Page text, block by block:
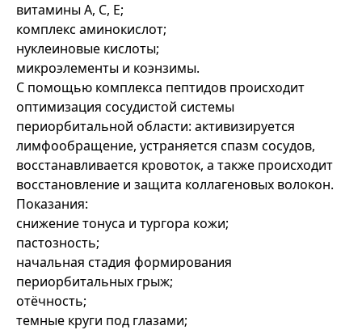
витамины А, С, Е;
комплекс аминокислот;
нуклеиновые кислоты;
микроэлементы и коэнзимы.
С помощью комплекса пептидов происходит
оптимизация сосудистой системы
периорбитальной области: активизируется
лимфообращение, устраняется спазм сосудов,
восстанавливается кровоток, а также происходит
восстановление и защита коллагеновых волокон.
Показания:
снижение тонуса и тургора кожи;
пастозность;
начальная стадия формирования
периорбитальных грыж;
отёчность;
темные круги под глазами;